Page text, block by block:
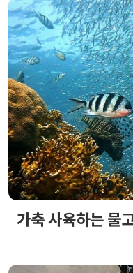
가축 사육하는 물